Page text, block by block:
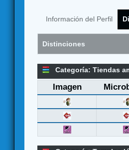
Información del Perfil
Distinciones
Categoría: Tiendas
Imagen